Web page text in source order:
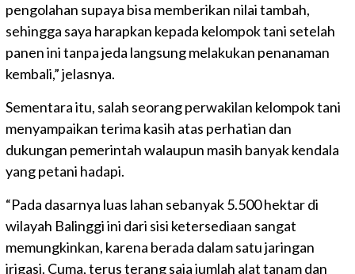
pengolahan supaya bisa memberikan nilai tambah,
sehingga saya harapkan kepada kelompok tani setelah
panen ini tanpa jeda langsung melakukan penanaman
kembali,” jelasnya.
Sementara itu, salah seorang perwakilan kelompok tani
menyampaikan terima kasih atas perhatian dan
dukungan pemerintah walaupun masih banyak kendala
yang petani hadapi.
“Pada dasarnya luas lahan sebanyak 5.500 hektar di
wilayah Balinggi ini dari sisi ketersediaan sangat
memungkinkan, karena berada dalam satu jaringan
irigasi. Cuma, terus terang saja jumlah alat tanam dan